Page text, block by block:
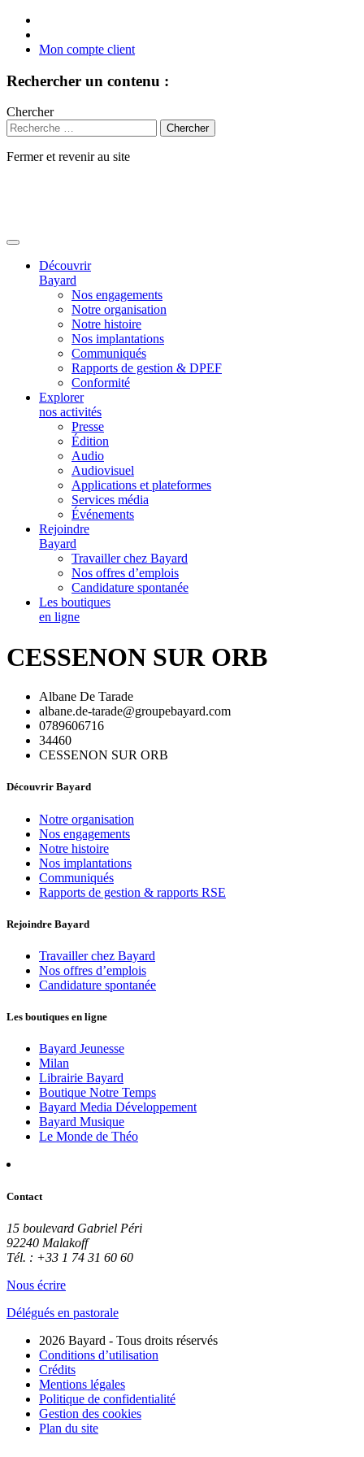
Mon compte client
Rechercher un contenu :
Chercher
Fermer et revenir au site
Découvrir
Bayard
Nos engagements
Notre organisation
Notre histoire
Nos implantations
Communiqués
Rapports de gestion & DPEF
Conformité
Explorer
nos activités
Presse
Édition
Audio
Audiovisuel
Applications et plateformes
Services média
Événements
Rejoindre
Bayard
Travailler chez Bayard
Nos offres d’emplois
Candidature spontanée
Les boutiques
en ligne
CESSENON SUR ORB
Albane De Tarade
albane.de-tarade@groupebayard.com
0789606716
34460
CESSENON SUR ORB
Découvrir Bayard
Notre organisation
Nos engagements
Notre histoire
Nos implantations
Communiqués
Rapports de gestion & rapports RSE
Rejoindre Bayard
Travailler chez Bayard
Nos offres d’emplois
Candidature spontanée
Les boutiques en ligne
Bayard Jeunesse
Milan
Librairie Bayard
Boutique Notre Temps
Bayard Media Développement
Bayard Musique
Le Monde de Théo
Contact
15 boulevard Gabriel Péri
92240 Malakoff
Tél. : +33 1 74 31 60 60
Nous écrire
Délégués en pastorale
2026 Bayard - Tous droits réservés
Conditions d’utilisation
Crédits
Mentions légales
Politique de confidentialité
Gestion des cookies
Plan du site